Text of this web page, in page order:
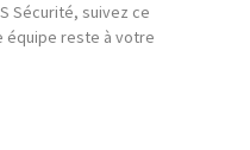
Sécurité, suivez ce
équipe reste à votre